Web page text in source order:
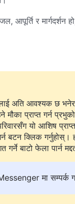
आपूर्ति र मार्गदर्शन
तुल्याउँछ।
हो, यो परमेश्‍वरका
शासन गर्छन्,
ख्रीष्टलाई हाम्रा
छैन,
अति आवश्यक छ भनेर
मौका प्राप्त गर्न
यो आशिष
गर्नुहोस्। हामी तपाईंलाई
बाटो फेला पार्न
मा सम्पर्क